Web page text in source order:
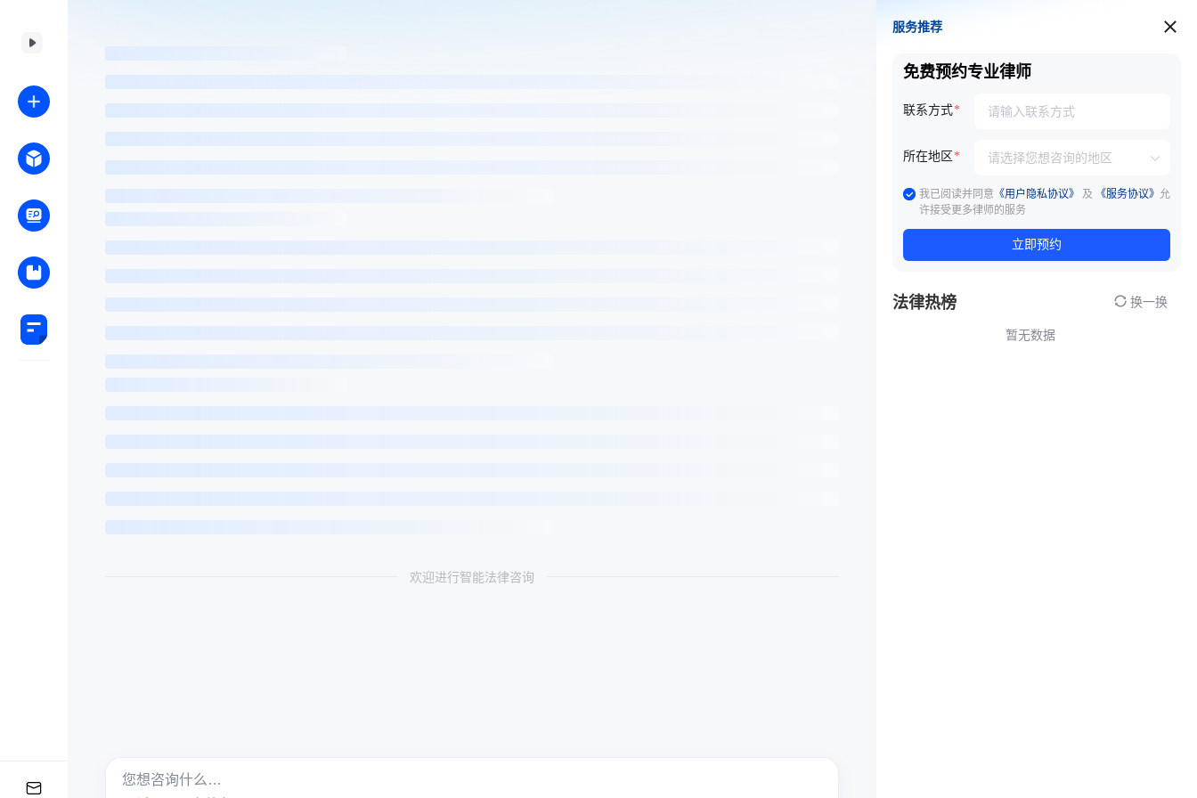
欢迎进行智能法律咨询
服务推荐
服务推荐
免费预约专业律师
联系方式
所在地区
我已阅读并同意 《用户隐私协议》 及 《服务协议》 允
许接受更多律师的服务
立即预约
法律热榜 换一换
暂无数据